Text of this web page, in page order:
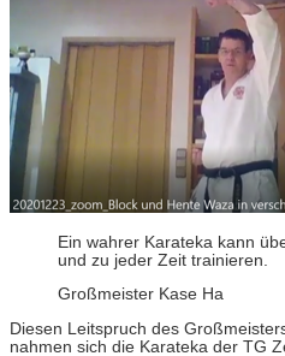
Ein wahrer Karateka kann
und zu jeder Zeit trainieren.
Großmeister Kase Ha
Diesen Leitspruch des
nahmen sich die Karateka der TG